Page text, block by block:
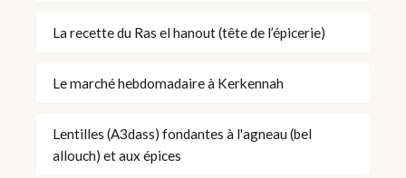
La recette du Ras el hanout (tête de l’épicerie)
Le marché hebdomadaire à Kerkennah
Lentilles (A3dass) fondantes à l'agneau (bel
allouch) et aux épices